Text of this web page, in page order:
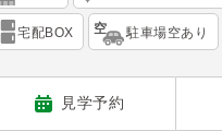
宅配BOX 駐車場空あり
見学予約